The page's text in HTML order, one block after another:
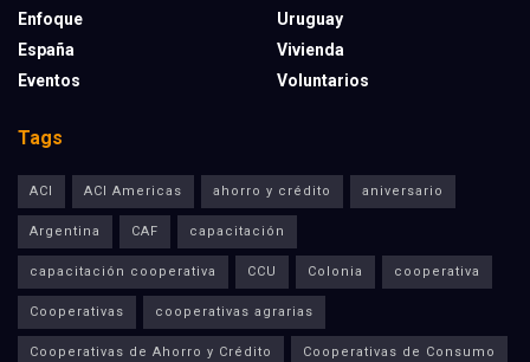
Enfoque
España
Eventos
Uruguay
Vivienda
Voluntarios
Tags
ACI ACI Americas ahorro y crédito aniversario
Argentina CAF capacitación
capacitación cooperativa CCU Colonia cooperativa
Cooperativas cooperativas agrarias
Cooperativas de Ahorro y Crédito Cooperativas de Consumo